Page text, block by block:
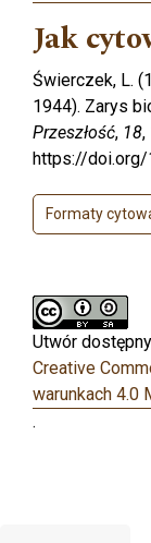
Jak
Świerczek, L.
1944). Zarys
Przeszłość, 18,
https://doi.org/
Formaty
Utwór
Creative
warunkach 4.0
.